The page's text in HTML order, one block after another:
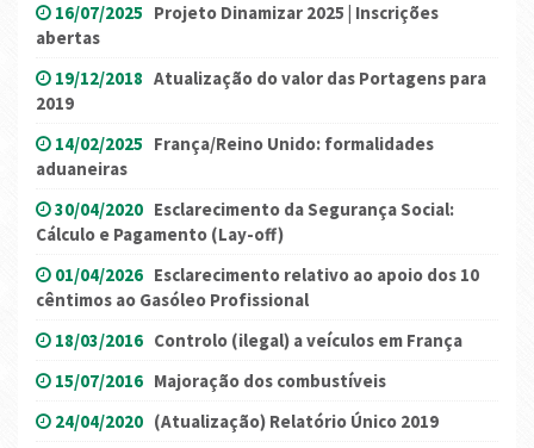
16/07/2025 Projeto Dinamizar 2025 | Inscrições
abertas
19/12/2018 Atualização do valor das Portagens para
2019
14/02/2025 França/Reino Unido: formalidades
aduaneiras
30/04/2020 Esclarecimento da Segurança Social:
Cálculo e Pagamento (Lay-off)
01/04/2026 Esclarecimento relativo ao apoio dos 10
cêntimos ao Gasóleo Profissional
18/03/2016 Controlo (ilegal) a veículos em França
15/07/2016 Majoração dos combustíveis
24/04/2020 (Atualização) Relatório Único 2019